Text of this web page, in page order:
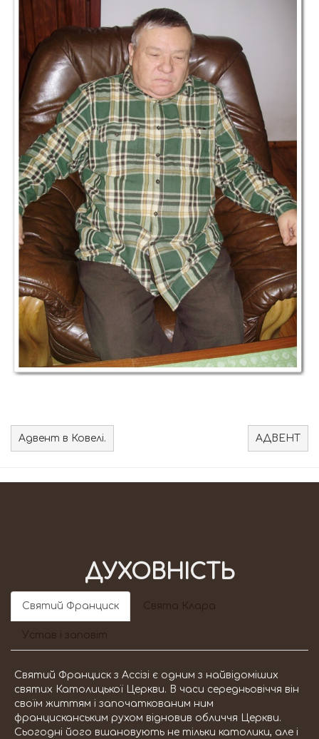
Адвент в Ковелі. АДВЕНТ
ДУХОВНІСТЬ
Святий Франциск Свята Клара
Устав і заповіт
Святий Франциск з Ассізі є одним з найвідоміших
святих Католицької Церкви. В часи середньовіччя він
своїм життям і започаткованим ним
францисканським рухом відновив обличчя Церкви.
Сьогодні його вшановують не тільки католики, але і